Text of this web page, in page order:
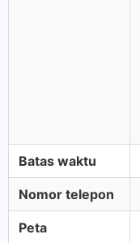
Batas waktu
Nomor telepon
Peta